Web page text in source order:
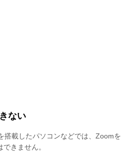
ない
搭載したパソコンなどでは、Zoomを
きません。